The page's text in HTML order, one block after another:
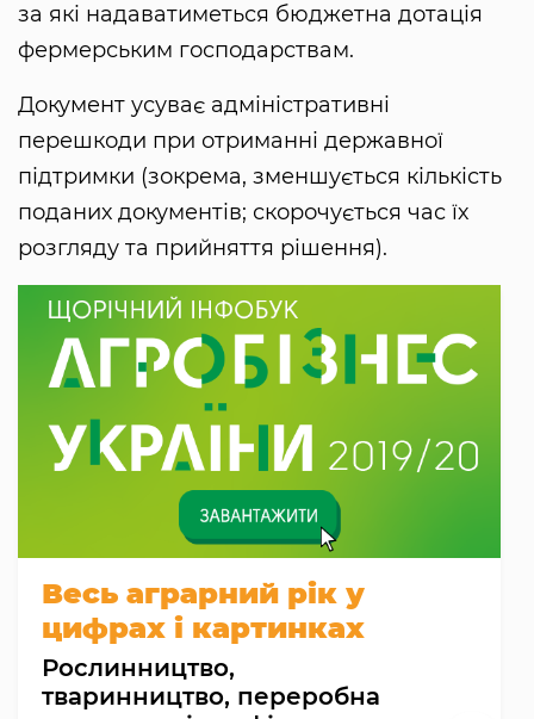
за які надаватиметься бюджетна дотація
фермерським господарствам.
Документ усуває адміністративні
перешкоди при отриманні державної
підтримки (зокрема, зменшується кількість
поданих документів; скорочується час їх
розгляду та прийняття рішення).
Весь аграрний рік у
цифрах і картинках
Рослинництво,
тваринництво, переробна